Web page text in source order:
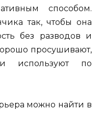
способом.
так, чтобы она
без разводов и
просушивают,
используют по
можно найти в